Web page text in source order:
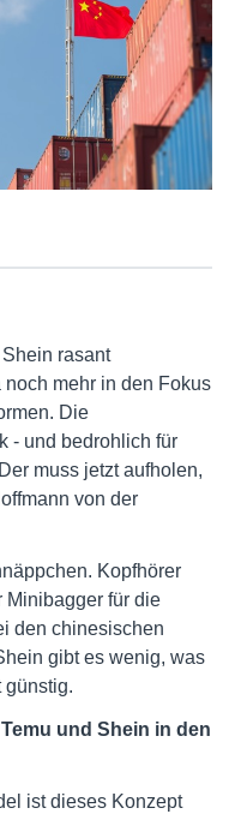
rasant
noch mehr in den Fokus
Die
- und bedrohlich für
muss jetzt aufholen,
von der
Kopfhörer
Minibagger für die
den chinesischen
gibt es wenig, was
günstig.
und Shein in den
ist dieses Konzept